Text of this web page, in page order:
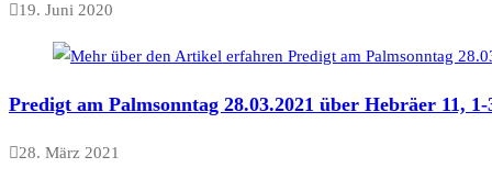
19. Juni 2020
Predigt am Palmsonntag 28.03.2021 über Hebräer 11, 1-
28. März 2021